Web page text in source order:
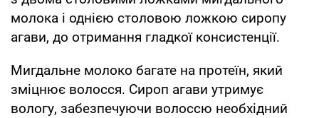
молока і однією столовою ложкою сиропу
агави, до отримання гладкої консистенції.
Мигдальне молоко багате на протеїн, який
зміцнює волосся. Сироп агави утримує
вологу, забезпечуючи волоссю необхідний